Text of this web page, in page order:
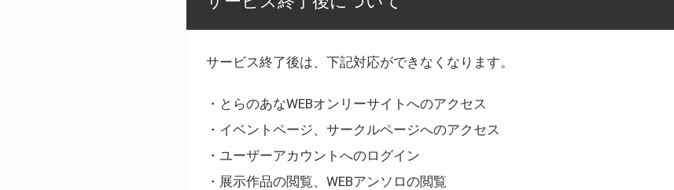
サービス終了後は、下記対応ができなくなります。
・とらのあなWEBオンリーサイトへのアクセス
・イベントページ、サークルページへのアクセス
・ユーザーアカウントへのログイン
・展示作品の閲覧、WEBアンソロの閲覧